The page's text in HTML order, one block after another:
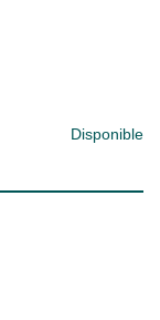
Disponible